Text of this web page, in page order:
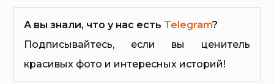
А вы знали, что у нас есть Telegram?
Подписывайтесь, если вы ценитель
красивых фото и интересных историй!